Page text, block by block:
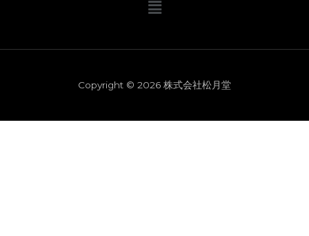
m
t
s
t
ニ
ー
Copyright © 2026 株式会社松月堂